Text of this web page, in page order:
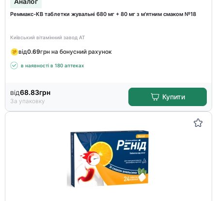
Реммакс-КВ таблетки жувальні 680 мг + 80 мг з м'ятним смаком №18
Київський вітамінний завод АТ
від0.69грн на бонусний рахунок
в наявності в 180 аптеках
від68.83грн
За упаковку
Купити